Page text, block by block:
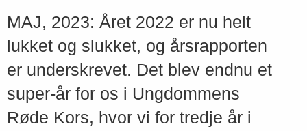
MAJ, 2023: Året 2022 er nu helt
lukket og slukket, og årsrapporten
er underskrevet. Det blev endnu et
super-år for os i Ungdommens
Røde Kors, hvor vi for tredje år i